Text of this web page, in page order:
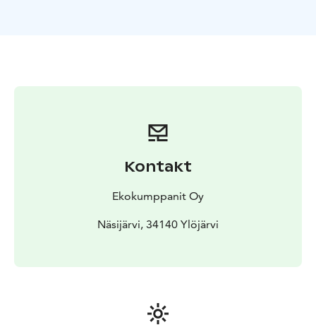
yhteiseen järviluontokohteeseemme.
Kontakt
Ekokumppanit Oy
Näsijärvi, 34140 Ylöjärvi